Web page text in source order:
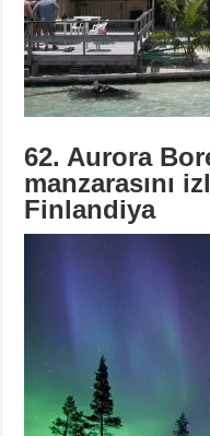
62. Aurora
manzarasını
Finlandiya